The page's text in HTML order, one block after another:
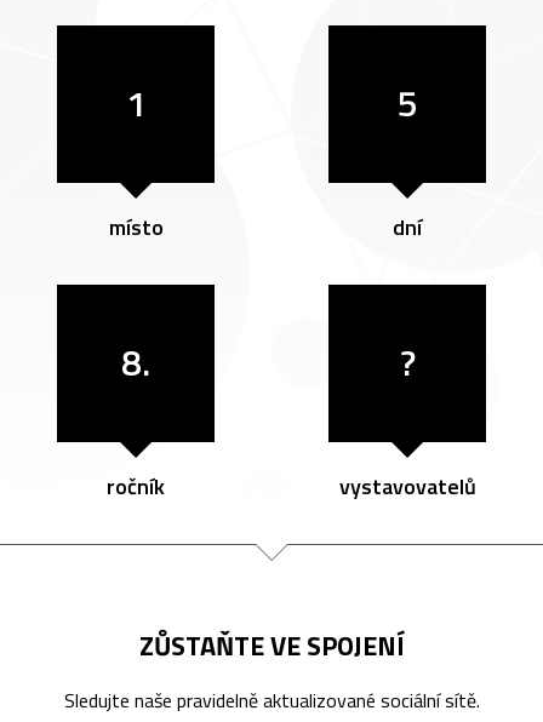
1
místo
5
dní
8.
ročník
?
vystavovatelů
ZŮSTAŇTE VE SPOJENÍ
Sledujte naše pravidelně aktualizované sociální sítě.